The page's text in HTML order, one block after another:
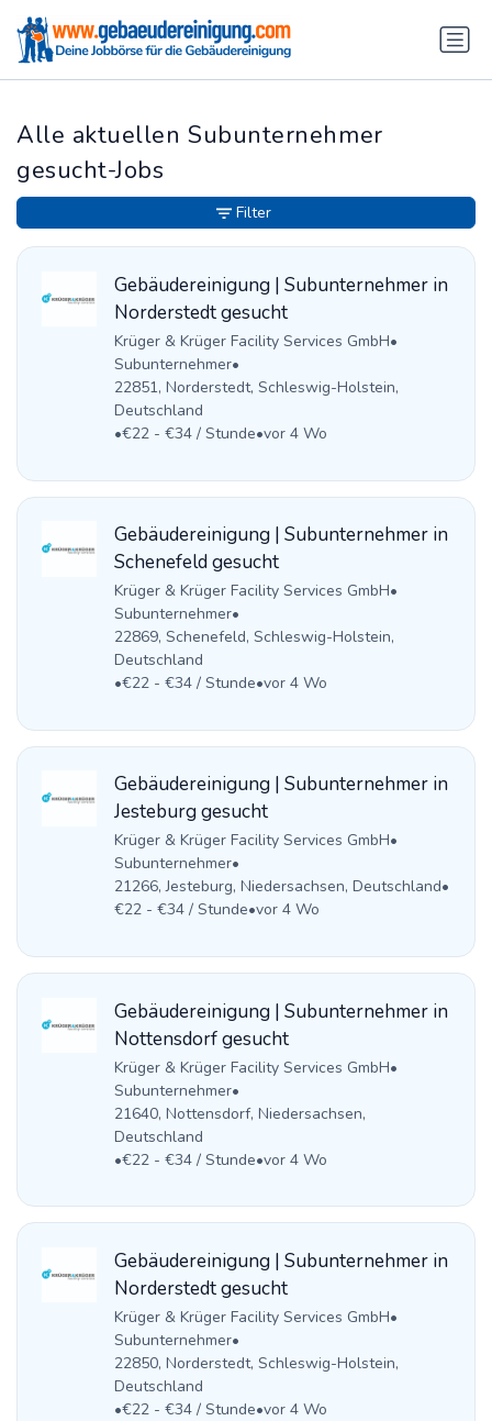
Alle aktuellen Subunternehmer
gesucht-Jobs
Gebäudereinigung | Subunternehmer in
Norderstedt gesucht
Krüger & Krüger Facility Services GmbH•
Subunternehmer•
22851, Norderstedt, Schleswig-Holstein,
Deutschland
•€22 - €34 / Stunde•vor 4 Wo
Gebäudereinigung | Subunternehmer in
Schenefeld gesucht
Krüger & Krüger Facility Services GmbH•
Subunternehmer•
22869, Schenefeld, Schleswig-Holstein,
Deutschland
•€22 - €34 / Stunde•vor 4 Wo
Gebäudereinigung | Subunternehmer in
Jesteburg gesucht
Krüger & Krüger Facility Services GmbH•
Subunternehmer•
21266, Jesteburg, Niedersachsen, Deutschland•
€22 - €34 / Stunde•vor 4 Wo
Gebäudereinigung | Subunternehmer in
Nottensdorf gesucht
Krüger & Krüger Facility Services GmbH•
Subunternehmer•
21640, Nottensdorf, Niedersachsen,
Deutschland
•€22 - €34 / Stunde•vor 4 Wo
Gebäudereinigung | Subunternehmer in
Norderstedt gesucht
Krüger & Krüger Facility Services GmbH•
Subunternehmer•
22850, Norderstedt, Schleswig-Holstein,
Deutschland
•€22 - €34 / Stunde•vor 4 Wo
Filter